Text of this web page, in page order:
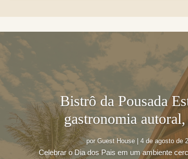
Bistrô da Pousada
gastronomia
por Guest House| 4 de agosto de
Celebrar o Dia dos Pais em um ambiente